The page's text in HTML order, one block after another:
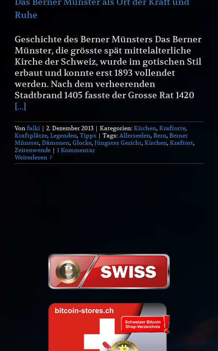
Ruhe
Geschichte des Berner Münsters Das Berner
Münster, die grösste spät mittelalterliche
Kirche der Schweiz, wurde im gotischen Stil
erbaut und konnte erst 1893 vollendet
werden. Nach dem verheerenden
Stadtbrand 1405 fasste der Grosse Rat 1420
[...]
Von falki | 2. Dezember 2013 | Kategorien: Kirchen, Kraftorte,
Kraftplätze, Legenden, Tipps | Tags: Allerseelen, Bern, Berner
Münster, Dämonen, Glocke, Jüngstes Gericht, Kirchen, Kraftort,
Zeitenwende | 1 Kommentar
Weiterlesen